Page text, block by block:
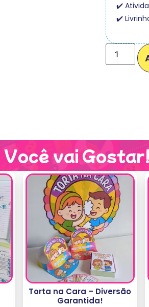
✔️
✔️
Você vai
Torta na Cara – Diversão
Garantida!